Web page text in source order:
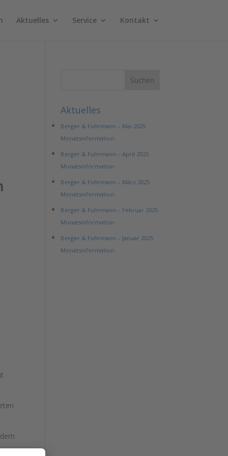
Aktuelles Service Kontakt
Aktuelles
Berger & Fuhrmann – Mai 2025
Monatsinformation
Berger & Fuhrmann – April 2025
Monatsinformation
Berger & Fuhrmann – März 2025
Monatsinformation
Berger & Fuhrmann – Februar 2025
Monatsinformation
Berger & Fuhrmann – Januar 2025
Monatsinformation